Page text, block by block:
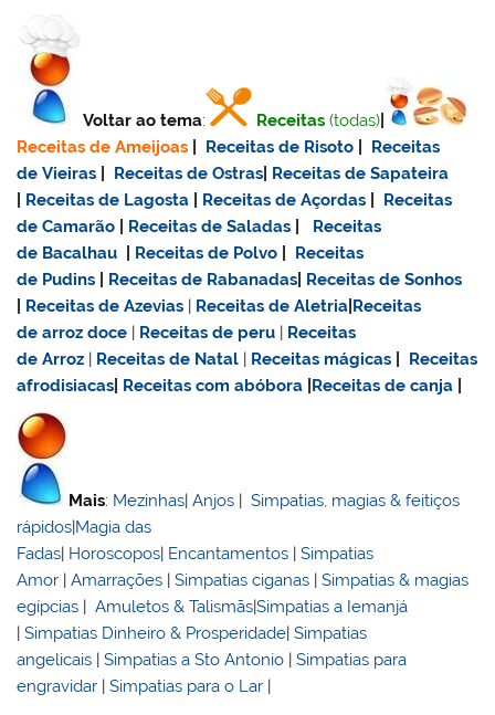
Voltar ao tema: Receitas (todas)
Receitas de Ameijoas
Receitas de Risoto
Receitas
de Vieiras
Receitas de Ostras Receitas de Sapateira
Receitas de Lagosta Receitas de Açordas
Receitas
de Camarão
Receitas de Saladas
Receitas
de Bacalhau
Receitas de Polvo
Receitas
de Pudins
Receitas de Rabanadas Receitas de Sonhos
Receitas de Azevias | Receitas de Aletria Receitas
dearroz doce | Receitas de peru | Receitas
de Arroz | Receitas de Natal | Receitas mágicas
Receitas
afrodisiacas Receitas com abóbora Receitas de canja
Mais: Mezinhas|Anjos |Simpatias, magias & feitiços
rápidos|Magia das
Fadas| Horoscopos| Encantamentos |Simpatias
Amor |Amarrações |Simpatias ciganas |Simpatias & magias
egípcias |Amuletos & Talismãs|Simpatias a Iemanjá
|Simpatias Dinheiro & Prosperidade|Simpatias
angelicais |Simpatias a Sto Antonio |Simpatias para
engravidar |Simpatias para o Lar |